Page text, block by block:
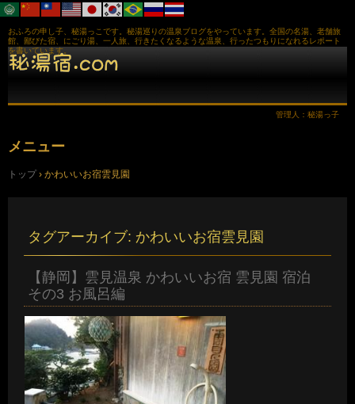
おふろの申し子、秘湯っこです。秘湯巡りの温泉ブログをやっています。全国の名湯、老舗旅
館、鄙びた宿、にごり湯、一人旅、行きたくなるような温泉、行ったつもりになれるレポート
を書いています。
管理人：秘湯っ子
メニュー
ン
トップ › かわいいお宿雲見園
タグアーカイブ: かわいいお宿雲見園
【静岡】雲見温泉 かわいいお宿 雲見園 宿泊
その3 お風呂編